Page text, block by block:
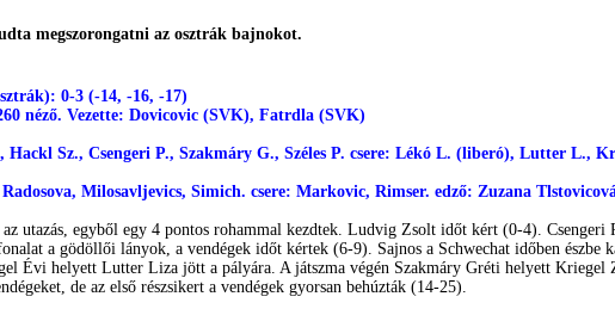
megszorongatni az osztrák bajnokot.
0-3 (-14, -16, -17)
néző. Vezette: Dovicovic (SVK), Fatrdla (SVK)
Sz., Csengeri P., Szakmáry G., Széles P. csere: Lékó L. (liberó), Lutter L.,
Milosavljevics, Simich. csere: Markovic, Rimser. edző: Zuzana
utazás, egyből egy 4 pontos rohammal kezdtek. Ludvig Zsolt időt kért (0-4). Csengeri
a gödöllői lányok, a vendégek időt kértek (6-9). Sajnos a Schwechat időben
Évi helyett Lutter Liza jött a pályára. A játszma végén Szakmáry Gréti helyett
de az első részsikert a vendégek gyorsan behúzták (14-25).